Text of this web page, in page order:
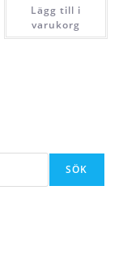
Lägg till i
varukorg
SÖK